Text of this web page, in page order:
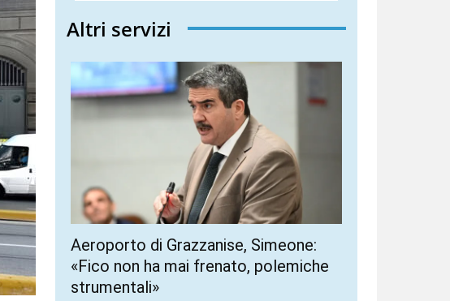
Altri servizi
Aeroporto di Grazzanise, Simeone:
«Fico non ha mai frenato, polemiche
strumentali»